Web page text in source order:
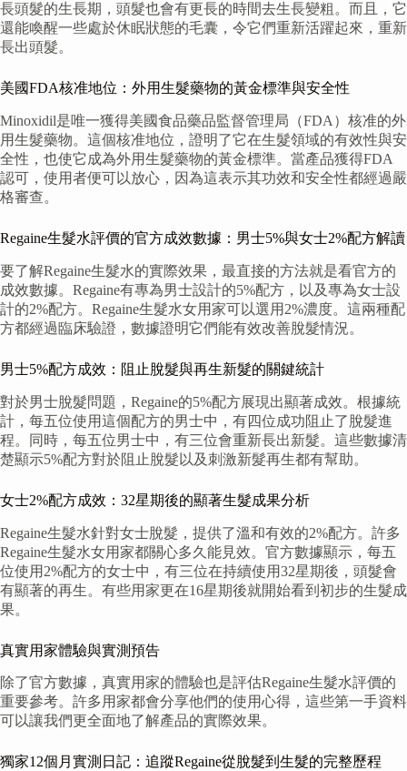
長頭髮的生長期，頭髮也會有更長的時間去生長變粗。而且，它
還能喚醒一些處於休眠狀態的毛囊，令它們重新活躍起來，重新
長出頭髮。
美國FDA核准地位：外用生髮藥物的黃金標準與安全性
Minoxidil是唯一獲得美國食品藥品監督管理局（FDA）核准的外
用生髮藥物。這個核准地位，證明了它在生髮領域的有效性與安
全性，也使它成為外用生髮藥物的黃金標準。當產品獲得FDA
認可，使用者便可以放心，因為這表示其功效和安全性都經過嚴
格審查。
Regaine生髮水評價的官方成效數據：男士5%與女士2%配方解讀
要了解Regaine生髮水的實際效果，最直接的方法就是看官方的
成效數據。Regaine有專為男士設計的5%配方，以及專為女士設
計的2%配方。Regaine生髮水女用家可以選用2%濃度。這兩種配
方都經過臨床驗證，數據證明它們能有效改善脫髮情況。
男士5%配方成效：阻止脫髮與再生新髮的關鍵統計
對於男士脫髮問題，Regaine的5%配方展現出顯著成效。根據統
計，每五位使用這個配方的男士中，有四位成功阻止了脫髮進
程。同時，每五位男士中，有三位會重新長出新髮。這些數據清
楚顯示5%配方對於阻止脫髮以及刺激新髮再生都有幫助。
女士2%配方成效：32星期後的顯著生髮成果分析
Regaine生髮水針對女士脫髮，提供了溫和有效的2%配方。許多
Regaine生髮水女用家都關心多久能見效。官方數據顯示，每五
位使用2%配方的女士中，有三位在持續使用32星期後，頭髮會
有顯著的再生。有些用家更在16星期後就開始看到初步的生髮成
果。
真實用家體驗與實測預告
除了官方數據，真實用家的體驗也是評估Regaine生髮水評價的
重要參考。許多用家都會分享他們的使用心得，這些第一手資料
可以讓我們更全面地了解產品的實際效果。
獨家12個月實測日記：追蹤Regaine從脫髮到生髮的完整歷程